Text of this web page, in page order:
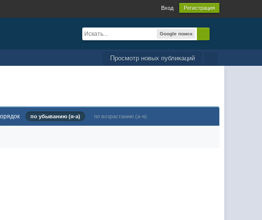
Вход Регистрация
Google поиск
Просмотр новых публикаций
по убыванию (я-а) по возрастанию (а-я)